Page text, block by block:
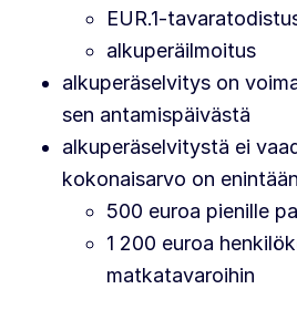
EUR.1-
alkuperäilmoitus
alkuperäselvitys on
sen antamispäivästä
alkuperäselvitystä ei
kokonaisarvo on enintään
500 euroa pienille
1 200 euroa
matkatavaroihin